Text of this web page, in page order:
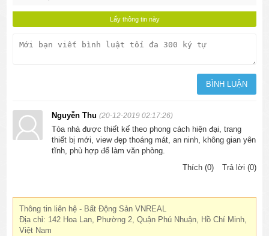
Nguyễn Thu(20-12-2019 02:17:26)
Tòa nhà được thiết kế theo phong cách hiện đại, trang
thiết bị mới, view đẹp thoáng mát, an ninh, không gian yên
tĩnh, phù hợp để làm văn phòng.
Thích (0)
Trả lời (0)
Thông tin liên hệ - Bất Động Sản VNREAL
Địa chỉ: 142 Hoa Lan, Phường 2, Quận Phú Nhuận, Hồ Chí Minh,
Việt Nam